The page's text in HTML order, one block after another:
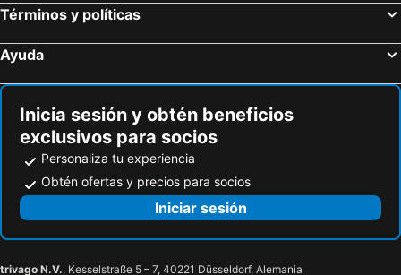
Wildschönau, Tirol Hoteles
Kaprun, Salzburgo Hoteles
Términos y políticas
Ayuda
Inicia sesión y obtén beneficios
exclusivos para socios
Personaliza tu experiencia
Obtén ofertas y precios para socios
Iniciar sesión
trivago N.V., Kesselstraße 5 – 7, 40221 Düsseldorf, Alemania